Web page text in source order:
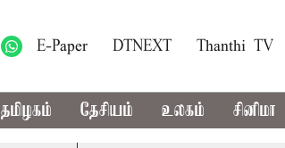
E-Paper DTNEXT Thanthi TV
தமிழகம் தேசியம் உலகம் சினிமா